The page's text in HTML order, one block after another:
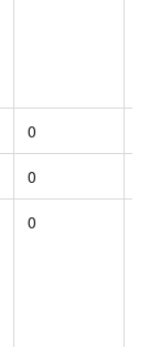
0
0
0